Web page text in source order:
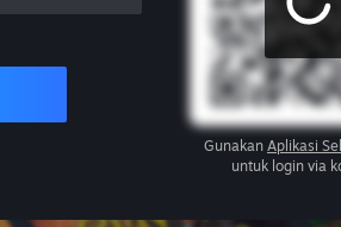
Gunakan Aplikasi
untuk login via